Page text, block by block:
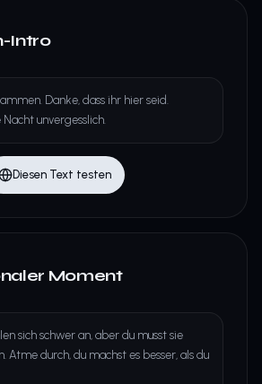
Intro
Danke, dass ihr hier seid.
unvergesslich.
Diesen Text testen
Moment
sich schwer an, aber du musst sie
Atme durch, du machst es besser, als du